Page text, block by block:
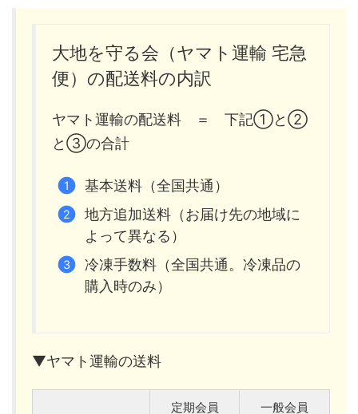
大地を守る会（ヤマト運輸 宅急
便）の配送料の内訳
ヤマト運輸の配送料 ＝ 下記①と②
と③の合計
基本送料（全国共通）
地方追加送料（お届け先の地域に
よって異なる）
冷凍手数料（全国共通。冷凍品の
購入時のみ）
▼ヤマト運輸の送料
定期会員 一般会員